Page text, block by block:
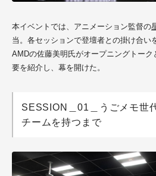
本イベントでは、アニメーション監督の
当。各セッションで登壇者との掛け合い
AMDの佐藤美明氏がオープニングトー
要を紹介し、幕を開けた。
SESSION＿01＿うごメモ世
チームを持つまで